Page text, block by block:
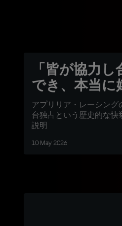
「皆が協力
でき、本当に
アプリリア・レーシン
台独占という歴史的な快
説明
10 May 2026